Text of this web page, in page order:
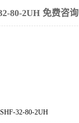
80-2UH 免费咨询
32-80-2UH